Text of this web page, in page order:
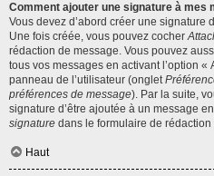
Comment ajouter une signature à mes
Vous devez d’abord créer une signature
Une fois créée, vous pouvez cocher
rédaction de message. Vous pouvez
tous vos messages en activant l’option
panneau de l’utilisateur (onglet
préférences de message). Par la suite,
signature d’être ajoutée à un message
signature dans le formulaire de
Haut